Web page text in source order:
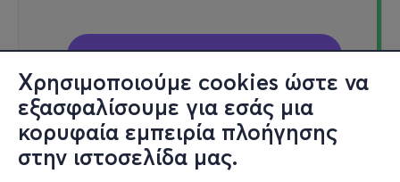
Χρησιμοποιούμε cookies ώστε να
εξασφαλίσουμε για εσάς μια
κορυφαία εμπειρία πλοήγησης
στην ιστοσελίδα μας.
Εισιτήρια
Τρι, 8/9